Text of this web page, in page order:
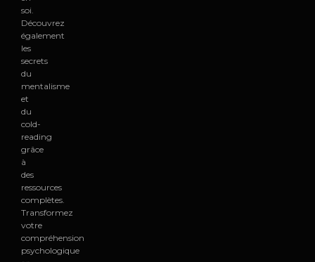
soi.
Découvrez
également
les
secrets
du
mentalisme
et
du
cold-
reading
grâce
à
des
ressources
complètes.
Transformez
votre
compréhension
psychologique